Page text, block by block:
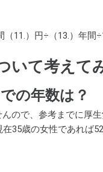
（11.）円÷（13.）年間
いて考えて
の年数は？
ので、参考までに厚
在35歳の女性であれば